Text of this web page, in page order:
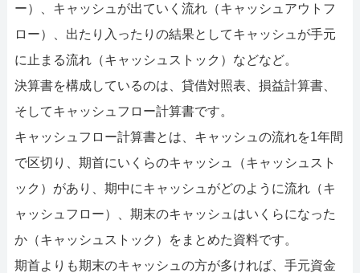
ー）、キャッシュが出ていく流れ（キャッシュアウトフ
ロー）、出たり入ったりの結果としてキャッシュが手元
に止まる流れ（キャッシュストック）などなど。
決算書を構成しているのは、貸借対照表、損益計算書、
そしてキャッシュフロー計算書です。
キャッシュフロー計算書とは、キャッシュの流れを1年間
で区切り、期首にいくらのキャッシュ（キャッシュスト
ック）があり、期中にキャッシュがどのように流れ（キ
ャッシュフロー）、期末のキャッシュはいくらになった
か（キャッシュストック）をまとめた資料です。
期首よりも期末のキャッシュの方が多ければ、手元資金